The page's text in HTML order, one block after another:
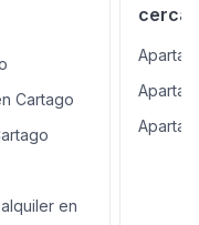
Cartago
en